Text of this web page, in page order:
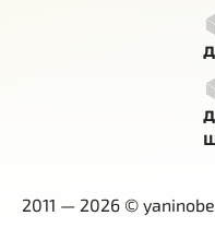
2011 — 2026 ©